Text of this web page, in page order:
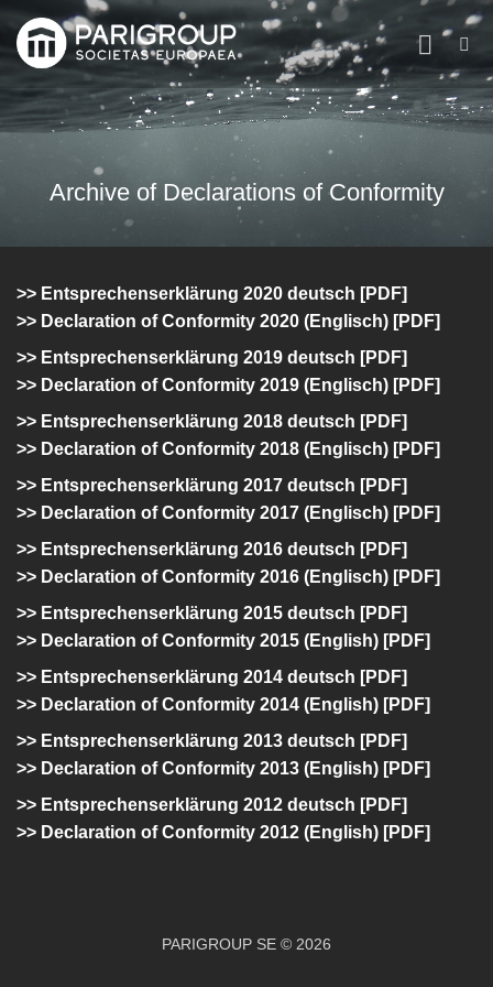
Zum
Inhalt
springen
Archive of Declarations of Conformity
>> Entsprechenserklärung 2020 deutsch [PDF]
>> Declaration of Conformity 2020 (Englisch) [PDF]
>> Entsprechenserklärung 2019 deutsch [PDF]
>> Declaration of Conformity 2019 (Englisch) [PDF]
>> Entsprechenserklärung 2018 deutsch [PDF]
>> Declaration of Conformity 2018 (Englisch) [PDF]
>> Entsprechenserklärung 2017 deutsch [PDF]
>> Declaration of Conformity 2017 (Englisch) [PDF]
>> Entsprechenserklärung 2016 deutsch [PDF]
>> Declaration of Conformity 2016 (Englisch) [PDF]
>> Entsprechenserklärung 2015 deutsch [PDF]
>> Declaration of Conformity 2015 (English) [PDF]
>> Entsprechenserklärung 2014 deutsch [PDF]
>> Declaration of Conformity 2014 (English) [PDF]
>> Entsprechenserklärung 2013 deutsch [PDF]
>> Declaration of Conformity 2013 (English) [PDF]
>> Entsprechenserklärung 2012 deutsch [PDF]
>> Declaration of Conformity 2012 (English) [PDF]
PARIGROUP SE © 2026